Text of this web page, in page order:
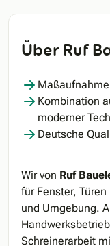
Über Ruf
Kombination
moderner
Deutsche
Wir von Ruf
für Fenster,
und Umgebung.
Schreinerarbeit